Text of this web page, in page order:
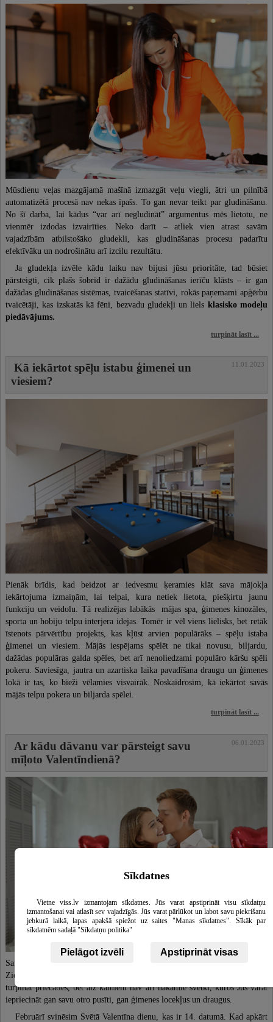
Mūsdienu veļas mazgājamā mašīnā izmazgāt veļu viegli, ātri un pilnībā
automatizētā procesā nav nekas īpašs. To gan nevar teikt par gludināšanu.
No šī darba, lai kādus “var arī negludināt” argumentus mēs lietotu, ne
vienmēr izdodas izvairīties. Neko darīt – atliek vien atrast savām
vajadzībām atbilstošāko gludekli, kas gludināšanas procesu padarītu
efektīvāku un nodrošinātu arī izcilu rezultātu.
Ja gludekļa izvēle kādu laiku nav bijusi jūsu prioritāte, tad būsiet
pārsteigti, cik plašs šobrīd ir dažādu gludināšanas ierīču klāsts – ir gan
dažādas gludināšanas sistēmas, tvaicēšanas statīvi, rokās paņemami apģērbu
tvaicētāji, kas izskatās kā fēni, bezvadu gludekļi un liels klasisko modeļu
piedāvājums.
turpināt lasīt ...
Kā iekārtot spēļu istabu ģimenei un
viesiem?
11.01.2023
Pienāk brīdis, kad beidzot ar iedvesmu ķeramies klāt sava mājokļa
iekārtojuma izmaiņām, lai telpai, kura netiek lietota, piešķirtu jaunu
funkciju un veidolu. Tā realizējas labākās mājas spa, ģimenes kinozāles,
sporta un hobiju telpu interjera idejas. Tomēr ir vēl viens lielisks, bet retāk
īstenots pārvērtību projekts, kas kļūst arvien populārāks – spēļu istaba
ģimenei un viesiem. Mājās iespējams spēlēt ne tikai novusu, biljardu,
dažādas populāras galda spēles, bet arī nenoliedzami populāro kāršu spēli
pokeru. Saviesīga, jautra un azartiska laika pavadīšana draugu un ģimenes
lokā ir tas, ko bieži vēlamies visvairāk. Noskaidrosim, kā iekārtot savās
mājās telpu pokera un biljarda spēlei.
turpināt lasīt ...
Ar kādu dāvanu var pārsteigt savu
mīļoto Valentīndienā?
06.01.2023
Saņemt dāvanas svētkos ir ļoti patīkami, tas iepriecina ikvienu cilvēku.
Ziemassvētku un Jaunā gada dāvanas jau ir izsaiņotas un par tām Jūs varat
turpināt priecāties, bet aiz kalniem nav arī nākamie svētki, kuros Jūs varat
iepriecināt gan savu otro pusīti, gan ģimenes locekļus un draugus.
Februārī svinēsim Svētā Valentīna dienu, kas ir 14. datumā. Kad apkārt
Sīkdatnes
Vietne viss.lv izmantojam sīkdatnes. Jūs varat apstiprināt visu sīkdatņu
izmantošanai vai atlasīt sev vajadzīgās. Jūs varat pārlūkot un labot savu piekrišanu
jebkurā laikā, lapas apakšā spiežot uz saites "Manas sīkdatnes". Sīkāk par
sīkdatnēm sadaļā "Sīkdatņu politika"
Pielāgot izvēli Apstiprināt visas